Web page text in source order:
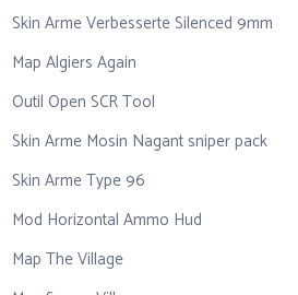
Skin Arme Verbesserte Silenced 9mm
Map Algiers Again
Outil Open SCR Tool
Skin Arme Mosin Nagant sniper pack
Skin Arme Type 96
Mod Horizontal Ammo Hud
Map The Village